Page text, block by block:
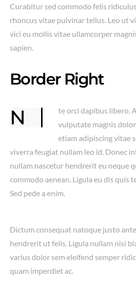
Curabitur sed commodo felis
rhoncus vitae pulvinar tellus. Leo ut
vici eu mollis vitae ullamcorper
sapien.
Border Right
Nte orci dapibus libero. A aenean vivamus
vulputate magnis
etiam adipiscing vitae
viverra feugiat nullam leo id. Donec
nullam nascetur hendrerit eu neque
commodo aenean. Ligula eu dis quis
Sed pede a enim.
Dictum consequat natoque justo
hendrerit ut felis. Ligula nullam nisi
varius dolor sem eleifend semper
quam imperdiet ac.